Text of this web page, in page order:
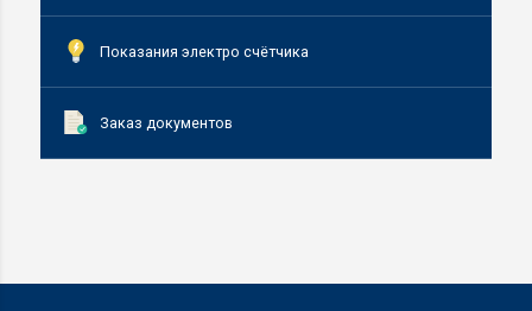
Показания электро счётчика
Заказ документов